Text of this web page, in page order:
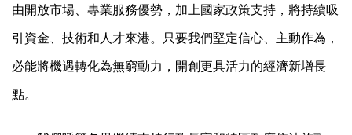
由開放市場、專業服務優勢，加上國家政策支持，將持續吸
引資金、技術和人才來港。只要我們堅定信心、主動作為，
必能將機遇轉化為無窮動力，開創更具活力的經濟新增長
點。